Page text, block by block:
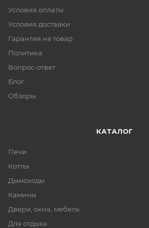
Условия оплаты
Условия доставки
Гарантия на товар
Политика
Вопрос-ответ
Блог
Обзоры
КАТАЛОГ
Печи
Котлы
Дымоходы
Камины
Двери, окна, мебель
Для отдыха